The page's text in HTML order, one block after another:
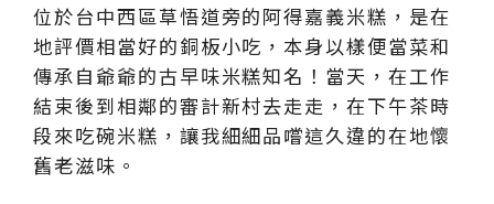
位於台中西區草悟道旁的阿得嘉義米糕，是在
地評價相當好的銅板小吃，本身以樣便當菜和
傳承自爺爺的古早味米糕知名！當天，在工作
結束後到相鄰的審計新村去走走，在下午茶時
段來吃碗米糕，讓我細細品嚐這久違的在地懷
舊老滋味。